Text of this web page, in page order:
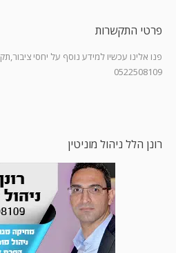
פרטי התקשרות
פנו אלינו עכשיו למידע נוסף על יחסי
0522508109
רונן הלל ניהול מוניטין